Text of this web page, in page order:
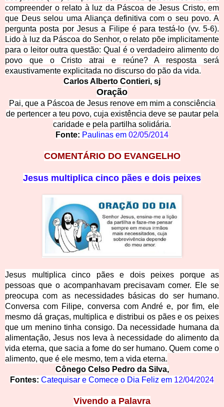
compreender o relato à luz da Páscoa de Jesus Cristo, em
que Deus selou uma Aliança definitiva com o seu povo. A
pergunta posta por Jesus a Filipe é para testá-lo (vv. 5-6).
Lido à luz da Páscoa do Senhor, o relato põe implicitamente
para o leitor outra questão: Qual é o verdadeiro alimento do
povo que o Cristo atrai e reúne? A resposta será
exaustivamente explicitada no discurso do pão da vida.
Carlos Alberto Contieri, sj
Oração
Pai, que a Páscoa de Jesus renove em mim a consciência
de pertencer a teu povo, cuja existência deve se pautar pela
caridade e pela partilha solidária.
Fonte: Paulinas em 02/05/2014
COMENTÁRIO DO EVANGELHO
Jesus multiplica cinco pães e dois peixes
Jesus multiplica cinco pães e dois peixes porque as
pessoas que o acompanhavam precisavam comer. Ele se
preocupa com as necessidades básicas do ser humano.
Conversa com Filipe, conversa com André e, por fim, ele
mesmo dá graças, multiplica e distribui os pães e os peixes
que um menino tinha consigo. Da necessidade humana da
alimentação, Jesus nos leva à necessidade do alimento da
vida eterna, que sacia a fome do ser humano. Quem come o
alimento, que é ele mesmo, tem a vida eterna.
Cônego Celso Pedro da Silva,
Fontes: Catequisar e Comece o Dia Feliz em 12/04/2024
Vivendo a Palavra